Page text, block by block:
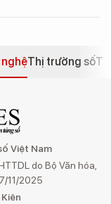
nghệThị trường số
Việt Nam
do Bộ Văn hóa,
11/2025